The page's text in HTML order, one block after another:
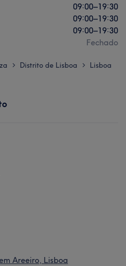
09:00–19:30
09:00–19:30
09:00–19:30
Fechado
> Distrito de Lisboa > Lisboa
Areeiro, Lisboa